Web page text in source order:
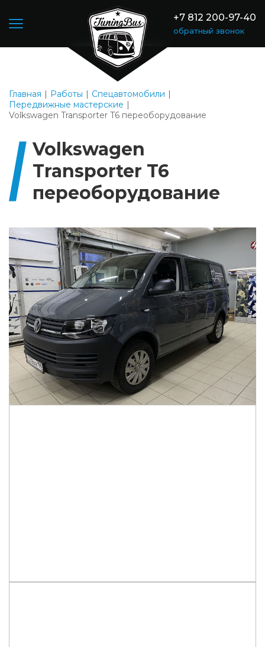
+7 812 200-97-40
обратный звонок
Главная Работы
Спецавтомобили
Передвижные мастерские
Volkswagen Transporter T6 переоборудование
Volkswagen
Transporter T6
переоборудование